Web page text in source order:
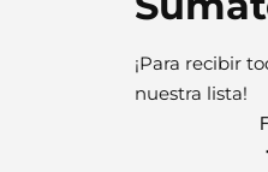
¡Para recibir
nuestra lista!